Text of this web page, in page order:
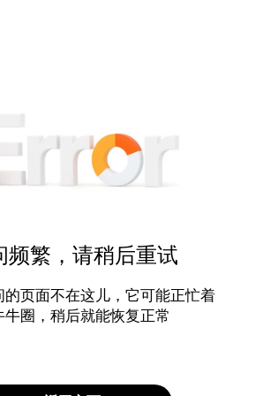
频繁，请稍后重试
的页面不在这儿，它可能正忙着
牛圈，稍后就能恢复正常